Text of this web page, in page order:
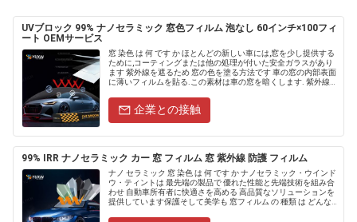
UVブロック 99% ナノセラミック 窓色フィルム 泡なし 60インチ×100フィ
ート OEMサービス
窓 染色 は 何 です か ほとんどの新しい車には,窓を少し提供する
ために,コーティングまたは他の処理が付いた安全ガラスがあり
ます 紫外線を遮るため 窓の色を塗る方法です 車の窓の内部表面
に薄いフィルムを貼る.この素材は車の窓を暗くします. 紫外線
企業との接触
99% IRR ナノセラミック カー 窓 フィルム 窓 紫外線 防護 フィルム
ナノ セラミック 窓 染色 は 何 です か ナノセラミック・ウインド
ウ・ティントは 最先端の製品で 優れた性能と先端技術を組み合
わせ 自動車所有者に快適さを高める 高品質なソリューションを
提供しています保護そして美学も 窓フィルム の 種類 は どんな